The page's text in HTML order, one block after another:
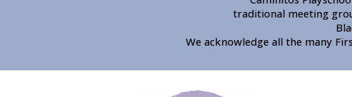
traditional meeting
We acknowledge all the many